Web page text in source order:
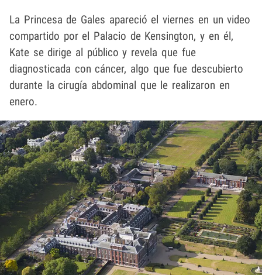
La Princesa de Gales apareció el viernes en un video
compartido por el Palacio de Kensington, y en él,
Kate se dirige al público y revela que fue
diagnosticada con cáncer, algo que fue descubierto
durante la cirugía abdominal que le realizaron en
enero.